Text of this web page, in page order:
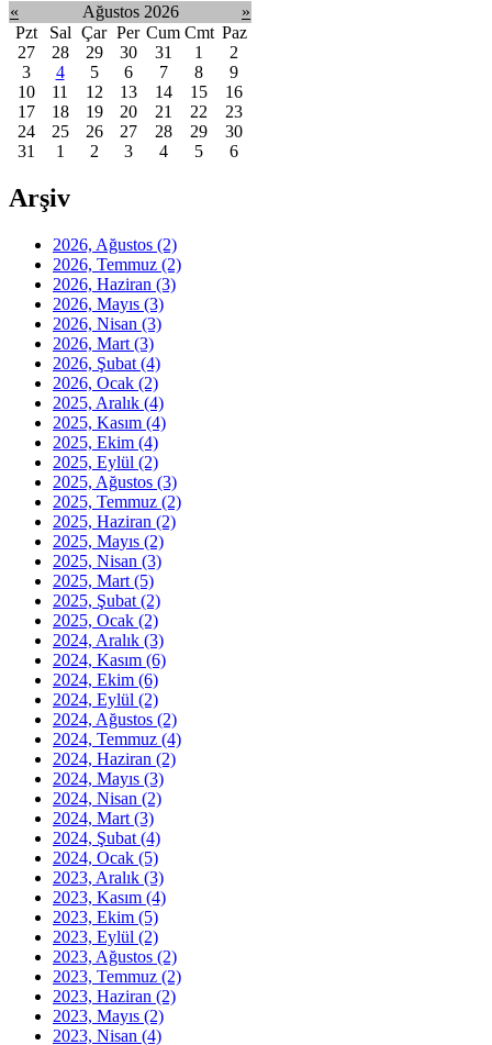
« Ağustos 2026
»
Pzt
Sal Çar Per Cum Cmt Paz
27
28 29 30 31 1
2
3
4 5 6 7 8
9
10
11 12 13 14 15
16
17
18 19 20 21 22
23
24
25 26 27 28 29
30
31
1 2 3 4 5 6
Arşiv
2026, Ağustos (2)
2026, Temmuz (2)
2026, Haziran (3)
2026, Mayıs (3)
2026, Nisan (3)
2026, Mart (3)
2026, Şubat (4)
2026, Ocak (2)
2025, Aralık (4)
2025, Kasım (4)
2025, Ekim (4)
2025, Eylül (2)
2025, Ağustos (3)
2025, Temmuz (2)
2025, Haziran (2)
2025, Mayıs (2)
2025, Nisan (3)
2025, Mart (5)
2025, Şubat (2)
2025, Ocak (2)
2024, Aralık (3)
2024, Kasım (6)
2024, Ekim (6)
2024, Eylül (2)
2024, Ağustos (2)
2024, Temmuz (4)
2024, Haziran (2)
2024, Mayıs (3)
2024, Nisan (2)
2024, Mart (3)
2024, Şubat (4)
2024, Ocak (5)
2023, Aralık (3)
2023, Kasım (4)
2023, Ekim (5)
2023, Eylül (2)
2023, Ağustos (2)
2023, Temmuz (2)
2023, Haziran (2)
2023, Mayıs (2)
2023, Nisan (4)